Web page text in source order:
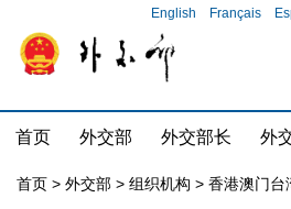
English Français
首页 外交部 外交部长 外
首页 > 外交部 > 组织机构 > 香港澳门台